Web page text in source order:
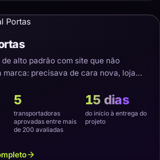
de alto padrão com site que não
marca: precisava de cara nova, loja
5
transportadoras
aprovadas entre mais
de 200 avaliadas
15 dias
do início à entrega do
projeto